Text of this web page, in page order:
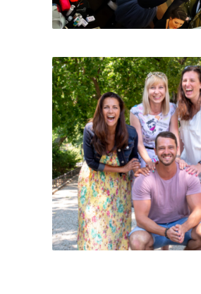
Den, kdy se mám ráda